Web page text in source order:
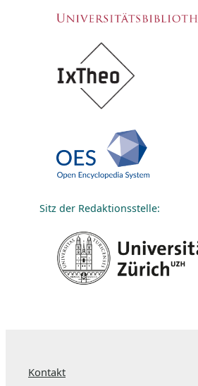
Sitz der Redaktionsstelle:
Kontakt